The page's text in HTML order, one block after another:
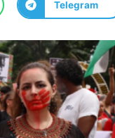
Telegram